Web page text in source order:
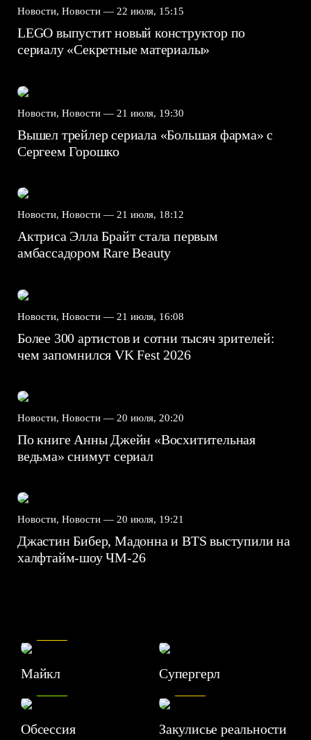
Новости, Новости — 22 июля, 15:15
LEGO выпустит новый конструктор по
сериалу «Секретные материалы»
Новости, Новости — 21 июля, 19:30
Вышел трейлер сериала «Большая фарма» с
Сергеем Горошко
Новости, Новости — 21 июля, 18:12
Актриса Элла Брайт стала первым
амбассадором Rare Beauty
Новости, Новости — 21 июля, 16:08
Более 300 артистов и сотни тысяч зрителей:
чем запомнился VK Fest 2026
Новости, Новости — 20 июля, 20:20
По книге Анны Джейн «Восхитительная
ведьма» снимут сериал
Новости, Новости — 20 июля, 19:21
Джастин Бибер, Мадонна и BTS выступили на
халфтайм-шоу ЧМ-26
Майкл Супергерл
Обсессия
7.1
Закулисье реальности